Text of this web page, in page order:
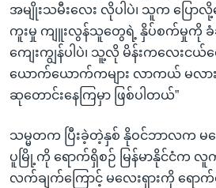
အမျိုးသမီးလေး လိုပါပဲ၊ သူက ပြေ
ကူးမှု ကျူးလွန်သူတွေရဲ့ နှိပ်စက်မှုကို ခံ
ကျေးကျွန်ပါပဲ၊ သူ့လို မိန်းကလေး
ယောက်ယောက်ကများ လာကယ် မလာ
ဆုတောင်းနေကြမှာ ဖြစ်ပါတယ်”
သမ္မတက ပြီးခဲ့တဲ့နှစ် နိုဝင်ဘာလက မ
ပူမြို့ကို ရောက်ရှိစဉ် မြန်မာနိုင်ငံက လူ
လက်ချက်ကြောင့် မလေးရှားကို ရော